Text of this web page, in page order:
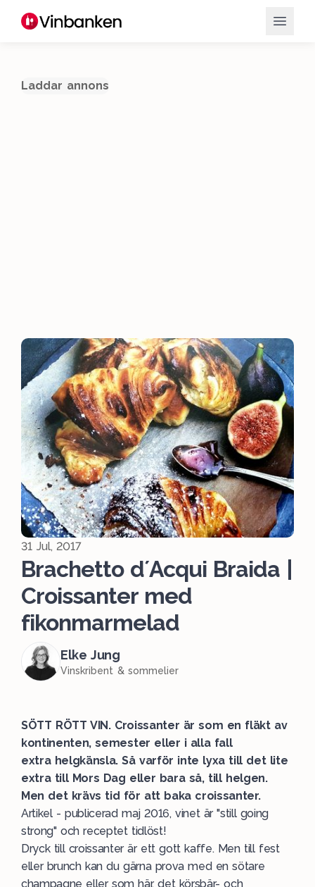
Laddar annons
31 Jul, 2017
Brachetto d´Acqui Braida |
Croissanter med
fikonmarmelad
Elke Jung
Vinskribent & sommelier
SÖTT RÖTT VIN. Croissanter är som en fläkt av
kontinenten, semester eller i alla fall
extra helgkänsla. Så varför inte lyxa till det lite
extra till Mors Dag eller bara så, till helgen.
Men det krävs tid för att baka croissanter.
Artikel - publicerad maj 2016, vinet är "still going
strong" och receptet tidlöst!
Dryck till croissanter är ett gott kaffe. Men till fest
eller brunch kan du gärna prova med en sötare
champagne eller som här, det körsbär- och